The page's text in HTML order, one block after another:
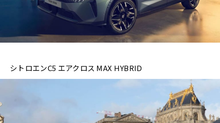
シトロエンC5 エアクロス MAX HYBRID